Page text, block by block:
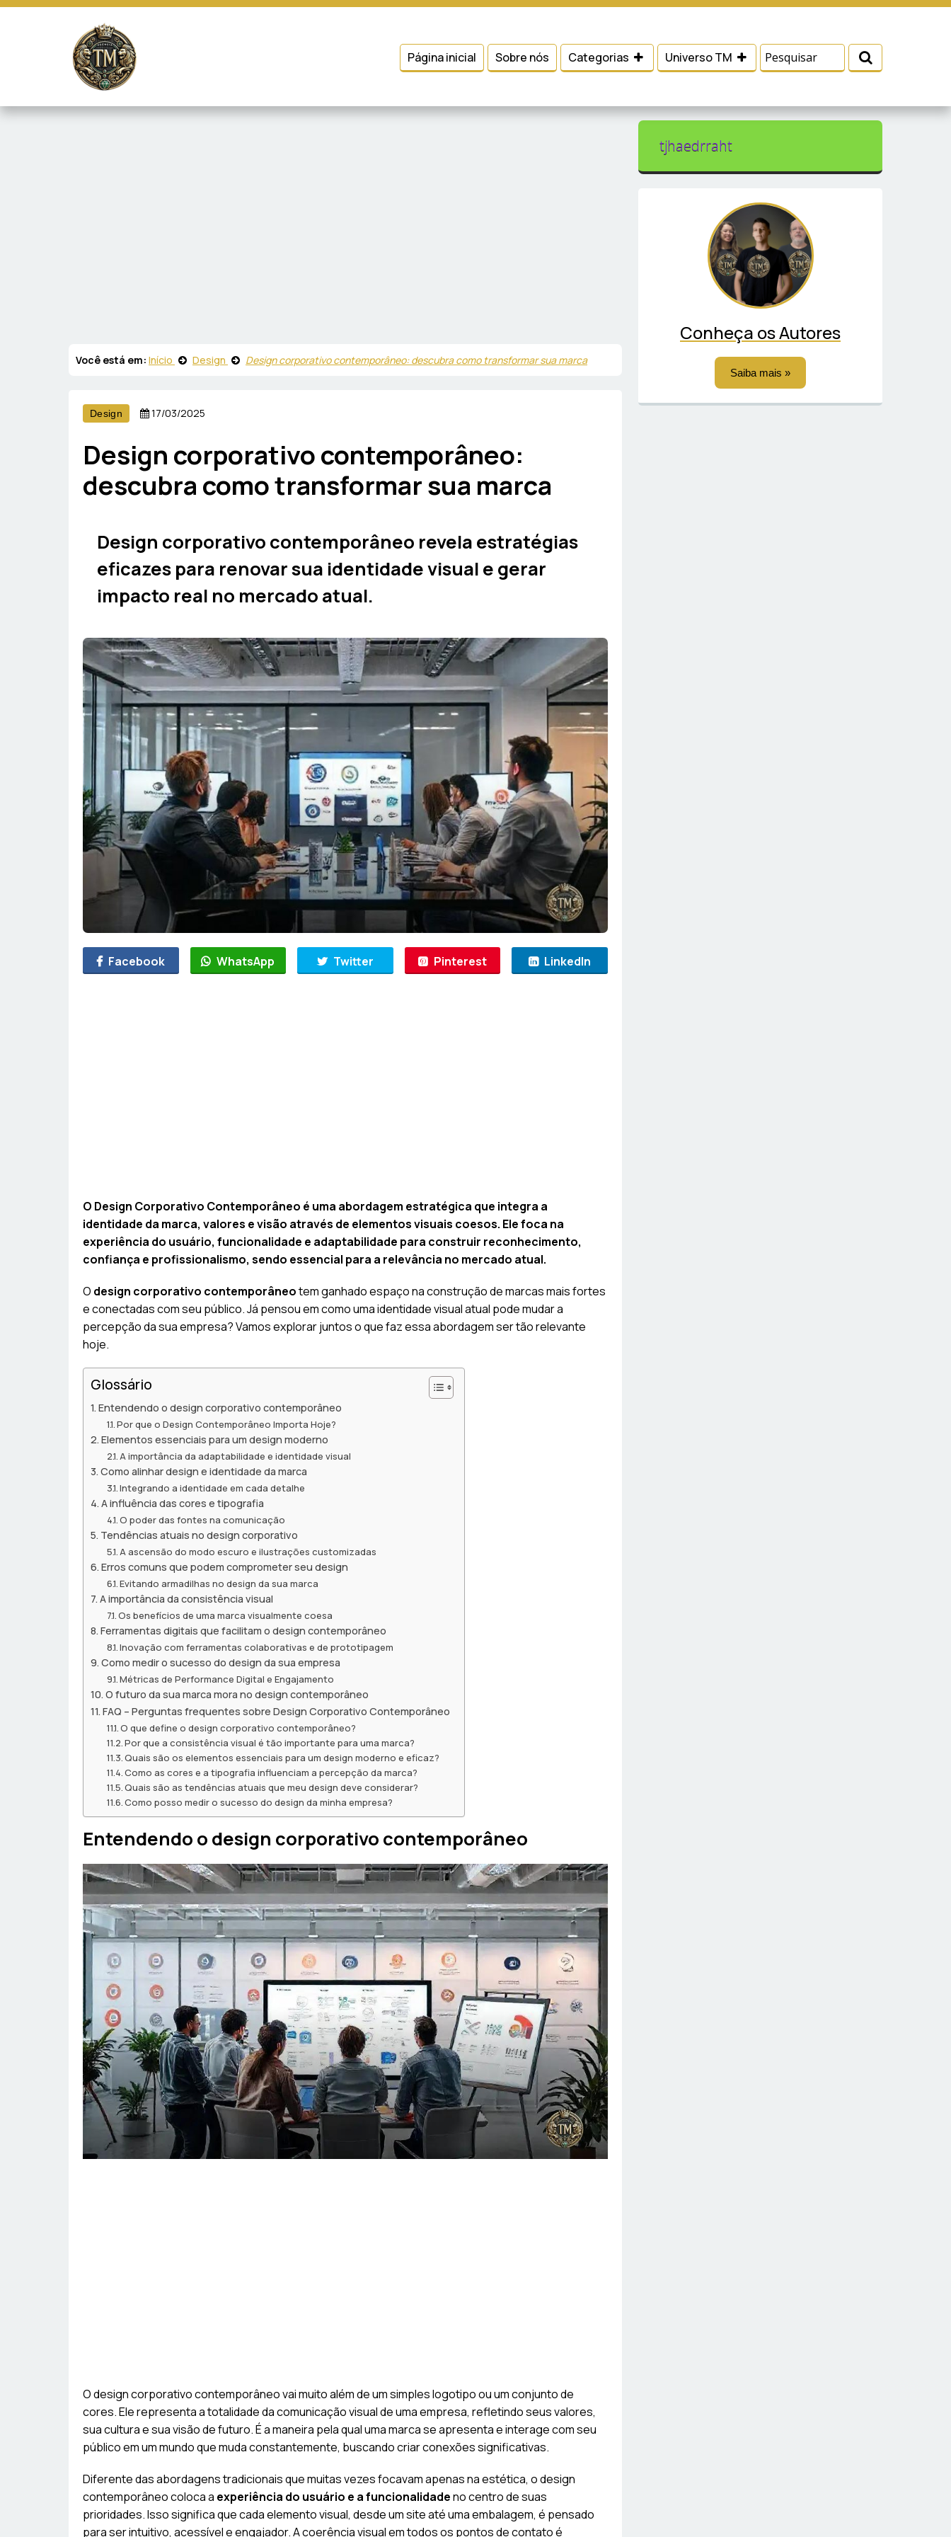
Página inicial Sobre nós Categorias Universo TM
Você está em: Início Design Design corporativo contemporâneo: descubra como transformar sua marca
Design 17/03/2025
Design corporativo contemporâneo:
descubra como transformar sua marca
Design corporativo contemporâneo revela estratégias
eficazes para renovar sua identidade visual e gerar
impacto real no mercado atual.
Facebook WhatsApp Twitter Pinterest LinkedIn
O Design Corporativo Contemporâneo é uma abordagem estratégica que integra a
identidade da marca, valores e visão através de elementos visuais coesos. Ele foca na
experiência do usuário, funcionalidade e adaptabilidade para construir reconhecimento,
confiança e profissionalismo, sendo essencial para a relevância no mercado atual.
O design corporativo contemporâneotem ganhado espaço na construção de marcas mais fortes
e conectadas com seu público. Já pensou em como uma identidade visual atual pode mudar a
percepção da sua empresa? Vamos explorar juntos o que faz essa abordagem ser tão relevante
hoje.
Glossário
Entendendo o design corporativo contemporâneo
Por que o Design Contemporâneo Importa Hoje?
Elementos essenciais para um design moderno
A importância da adaptabilidade e identidade visual
Como alinhar design e identidade da marca
Integrando a identidade em cada detalhe
A influência das cores e tipografia
O poder das fontes na comunicação
Tendências atuais no design corporativo
A ascensão do modo escuro e ilustrações customizadas
Erros comuns que podem comprometer seu design
Evitando armadilhas no design da sua marca
A importância da consistência visual
Os benefícios de uma marca visualmente coesa
Ferramentas digitais que facilitam o design contemporâneo
Inovação com ferramentas colaborativas e de prototipagem
Como medir o sucesso do design da sua empresa
Métricas de Performance Digital e Engajamento
O futuro da sua marca mora no design contemporâneo
FAQ – Perguntas frequentes sobre Design Corporativo Contemporâneo
O que define o design corporativo contemporâneo?
Por que a consistência visual é tão importante para uma marca?
Quais são os elementos essenciais para um design moderno e eficaz?
Como as cores e a tipografia influenciam a percepção da marca?
Quais são as tendências atuais que meu design deve considerar?
Como posso medir o sucesso do design da minha empresa?
Entendendo o design corporativo contemporâneo
O design corporativo contemporâneo vai muito além de um simples logotipo ou um conjunto de
cores. Ele representa a totalidade da comunicação visual de uma empresa, refletindo seus valores,
sua cultura e sua visão de futuro. É a maneira pela qual uma marca se apresenta e interage com seu
público em um mundo que muda constantemente, buscando criar conexões significativas.
Diferente das abordagens tradicionais que muitas vezes focavam apenas na estética, o design
contemporâneo coloca a experiência do usuário e a funcionalidadeno centro de suas
prioridades. Isso significa que cada elemento visual, desde um site até uma embalagem, é pensado
para ser intuitivo, acessível e engajador. A coerência visual em todos os pontos de contato é
tjhaedrraht
Conheça os Autores
Saiba mais »
marketing e fornecer conteúdo de terceiros. Leia mais em